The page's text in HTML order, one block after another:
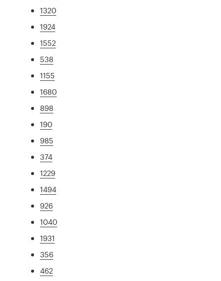
1320
1924
1552
538
1155
1680
898
190
985
374
1229
1494
926
1040
1931
356
462